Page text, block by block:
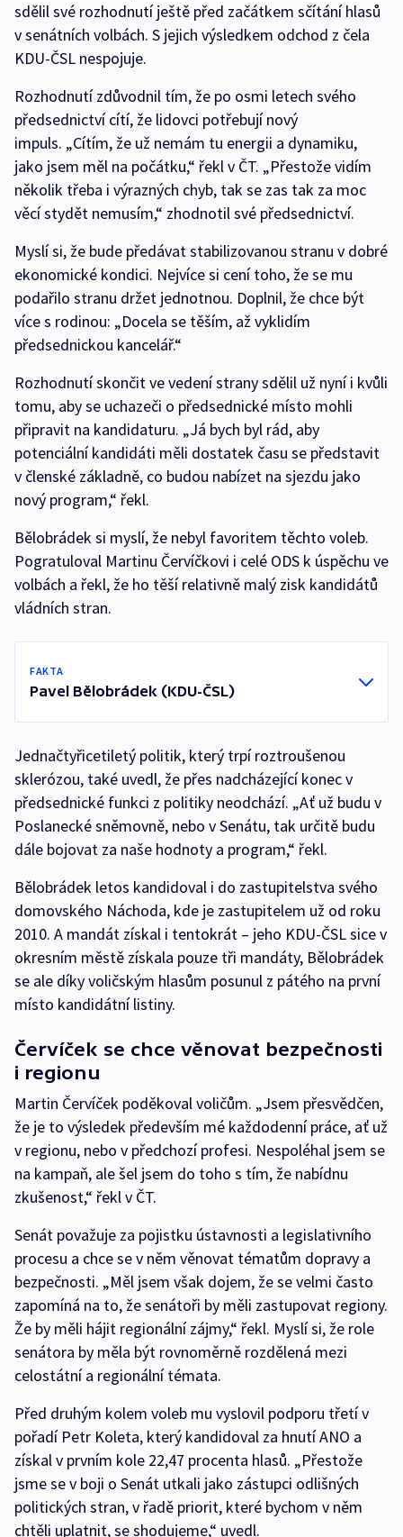
sdělil své rozhodnutí ještě před začátkem sčítání hlasů
v senátních volbách. S jejich výsledkem odchod z čela
KDU-ČSL nespojuje.
Rozhodnutí zdůvodnil tím, že po osmi letech svého
předsednictví cítí, že lidovci potřebují nový
impuls. „Cítím, že už nemám tu energii a dynamiku,
jako jsem měl na počátku,“ řekl v ČT. „Přestože vidím
několik třeba i výrazných chyb, tak se zas tak za moc
věcí stydět nemusím,“ zhodnotil své předsednictví.
Myslí si, že bude předávat stabilizovanou stranu v dobré
ekonomické kondici. Nejvíce si cení toho, že se mu
podařilo stranu držet jednotnou. Doplnil, že chce být
více s rodinou: „Docela se těším, až vyklidím
předsednickou kancelář.“
Rozhodnutí skončit ve vedení strany sdělil už nyní i kvůli
tomu, aby se uchazeči o předsednické místo mohli
připravit na kandidaturu. „Já bych byl rád, aby
potenciální kandidáti měli dostatek času se představit
v členské základně, co budou nabízet na sjezdu jako
nový program,“ řekl.
Bělobrádek si myslí, že nebyl favoritem těchto voleb.
Pogratuloval Martinu Červíčkovi i celé ODS k úspěchu ve
volbách a řekl, že ho těší relativně malý zisk kandidátů
vládních stran.
FAKTA
Pavel Bělobrádek (KDU-ČSL)
Jednačtyřicetiletý politik, který trpí roztroušenou
sklerózou, také uvedl, že přes nadcházející konec v
předsednické funkci z politiky neodchází. „Ať už budu v
Poslanecké sněmovně, nebo v Senátu, tak určitě budu
dále bojovat za naše hodnoty a program,“ řekl.
Bělobrádek letos kandidoval i do zastupitelstva svého
domovského Náchoda, kde je zastupitelem už od roku
2010. A mandát získal i tentokrát – jeho KDU-ČSL sice v
okresním městě získala pouze tři mandáty, Bělobrádek
se ale díky voličským hlasům posunul z pátého na první
místo kandidátní listiny.
Červíček se chce věnovat bezpečnosti
i regionu
Martin Červíček poděkoval voličům. „Jsem přesvědčen,
že je to výsledek především mé každodenní práce, ať už
v regionu, nebo v předchozí profesi. Nespoléhal jsem se
na kampaň, ale šel jsem do toho s tím, že nabídnu
zkušenost,“ řekl v ČT.
Senát považuje za pojistku ústavnosti a legislativního
procesu a chce se v něm věnovat tématům dopravy a
bezpečnosti. „Měl jsem však dojem, že se velmi často
zapomíná na to, že senátoři by měli zastupovat regiony.
Že by měli hájit regionální zájmy,“ řekl. Myslí si, že role
senátora by měla být rovnoměrně rozdělená mezi
celostátní a regionální témata.
Před druhým kolem voleb mu vyslovil podporu třetí v
pořadí Petr Koleta, který kandidoval za hnutí ANO a
získal v prvním kole 22,47 procenta hlasů. „Přestože
jsme se v boji o Senát utkali jako zástupci odlišných
politických stran, v řadě priorit, které bychom v něm
chtěli uplatnit, se shodujeme,“ uvedl.